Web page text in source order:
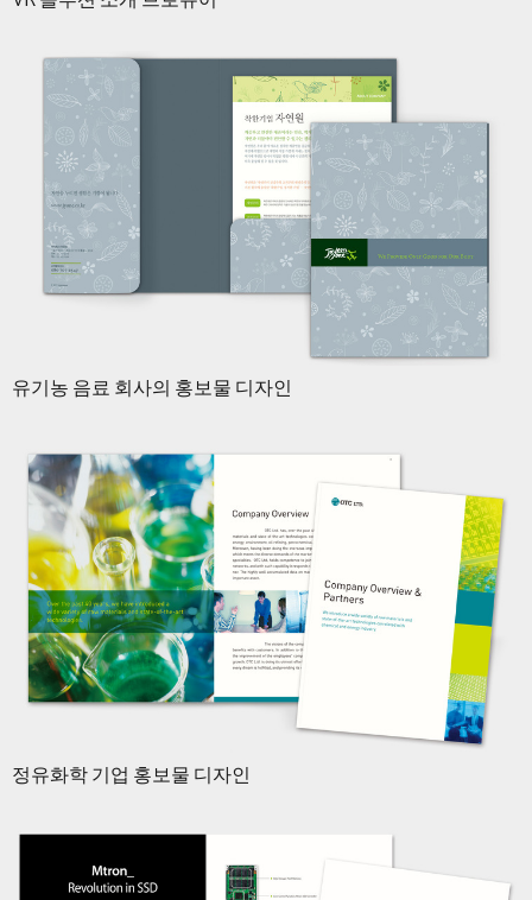
유기농 음료 회사의 홍보물 디자인
정유화학 기업 홍보물 디자인